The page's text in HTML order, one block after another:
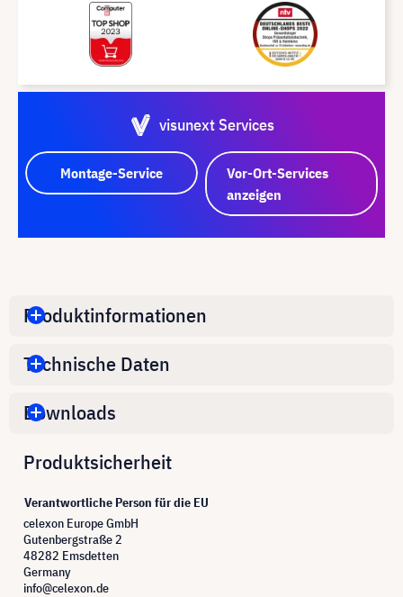
visunext Services
Montage-Service
Vor-Ort-Services
anzeigen
Produktinformationen
Technische Daten
Downloads
Produktsicherheit
Verantwortliche Person für die EU
celexon Europe GmbH
Gutenbergstraße 2
48282 Emsdetten
Germany
info@celexon.de